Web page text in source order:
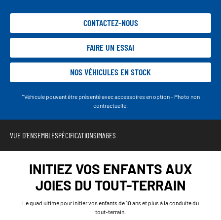
CONTACTEZ-NOUS
FAIRE UN ESSAI
NOS VÉHICULES EN STOCK
*Véhicule pouvant être présenté avec accessoires en option - Photo non
contractuelle.
VUE D'ENSEMBLESPÉCIFICATIONSIMAGES
INITIEZ VOS ENFANTS AUX
JOIES DU TOUT-TERRAIN
Le quad ultime pour initier vos enfants de 10 ans et plus à la conduite du
tout-terrain.